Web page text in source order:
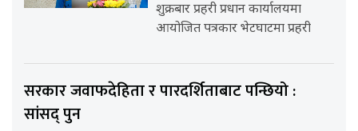
शुक्रबार प्रहरी प्रधान कार्यालयमा
आयोजित पत्रकार भेटघाटमा प्रहरी
सरकार जवाफदेहिता र पारदर्शिताबाट पन्छियो :
सांसद् पुन